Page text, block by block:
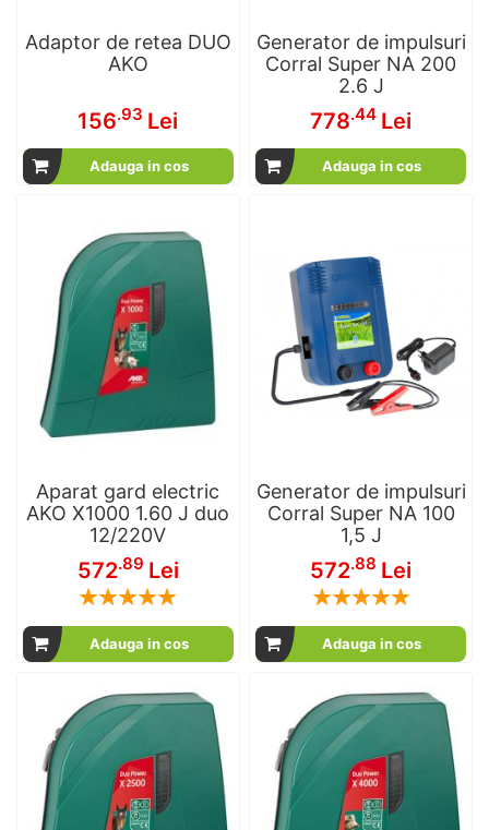
Adaptor de retea DUO
AKO
156.93 Lei
Adauga in cos
Generator de impulsuri
Corral Super NA 200
2.6 J
778.44 Lei
Adauga in cos
Aparat gard electric
AKO X1000 1.60 J duo
12/220V
572.89 Lei
Rating:
Adauga in cos
Generator de impulsuri
Corral Super NA 100
1,5 J
572.88 Lei
Rating:
Adauga in cos